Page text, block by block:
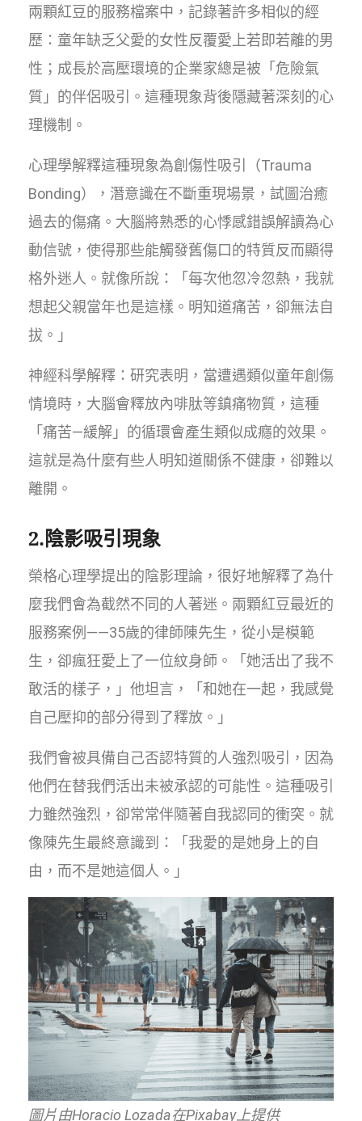
兩顆紅豆的服務檔案中，記錄著許多相似的經
歷：童年缺乏父愛的女性反覆愛上若即若離的男
性；成長於高壓環境的企業家總是被「危險氣
質」的伴侶吸引。這種現象背後隱藏著深刻的心
理機制。
心理學解釋這種現象為創傷性吸引（Trauma
Bonding），潛意識在不斷重現場景，試圖治癒
過去的傷痛。大腦將熟悉的心悸感錯誤解讀為心
動信號，使得那些能觸發舊傷口的特質反而顯得
格外迷人。就像所說：「每次他忽冷忽熱，我就
想起父親當年也是這樣。明知道痛苦，卻無法自
拔。」
神經科學解釋：研究表明，當遭遇類似童年創傷
情境時，大腦會釋放內啡肽等鎮痛物質，這種
「痛苦—緩解」的循環會產生類似成癮的效果。
這就是為什麼有些人明知道關係不健康，卻難以
離開。
2.陰影吸引現象
榮格心理學提出的陰影理論，很好地解釋了為什
麼我們會為截然不同的人著迷。兩顆紅豆最近的
服務案例——35歲的律師陳先生，從小是模範
生，卻瘋狂愛上了一位紋身師。「她活出了我不
敢活的樣子，」他坦言，「和她在一起，我感覺
自己壓抑的部分得到了釋放。」
我們會被具備自己否認特質的人強烈吸引，因為
他們在替我們活出未被承認的可能性。這種吸引
力雖然強烈，卻常常伴隨著自我認同的衝突。就
像陳先生最終意識到：「我愛的是她身上的自
由，而不是她這個人。」
圖片由Horacio Lozada在Pixabay上提供